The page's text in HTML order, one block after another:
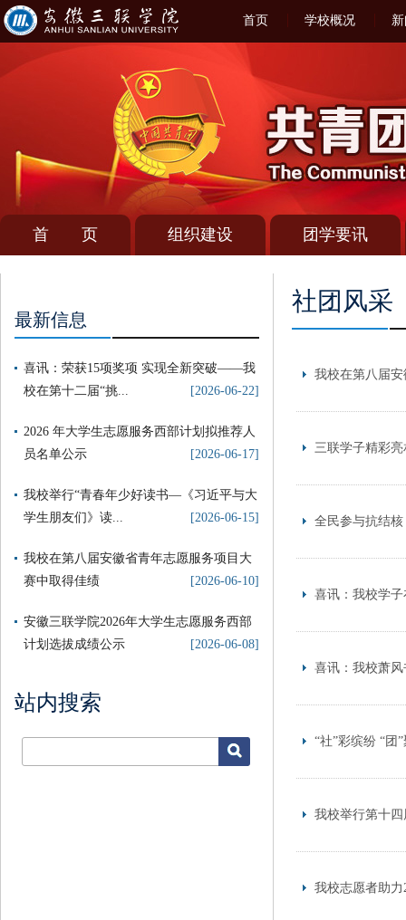
首页 学校概况
首 页 组织建设 团学要讯
最新信息
喜讯：荣获15项奖项 实现全新突破——我
校在第十二届“挑...
[2026-06-22]
2026 年大学生志愿服务西部计划拟推荐人
员名单公示
[2026-06-17]
我校举行“青春年少好读书—《习近平与大
学生朋友们》读...
[2026-06-15]
我校在第八届安徽省青年志愿服务项目大
赛中取得佳绩
[2026-06-10]
安徽三联学院2026年大学生志愿服务西部
计划选拔成绩公示
[2026-06-08]
站内搜索
社团风采
我校在第八届
三联学子精彩
全民参与抗结
喜讯：我校学
喜讯：我校萧
“社”彩缤纷 “
我校举行第十
我校志愿者助